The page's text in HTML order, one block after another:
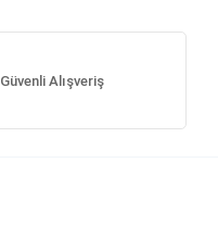
Güvenli Alışveriş